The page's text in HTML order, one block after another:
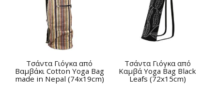
Τσάντα Γιόγκα από
Βαμβάκι Cotton Yoga Bag
made in Nepal (74x19cm)
Τσάντα Γιόγκα από
Καμβά Yoga Bag Black
Leafs (72x15cm)